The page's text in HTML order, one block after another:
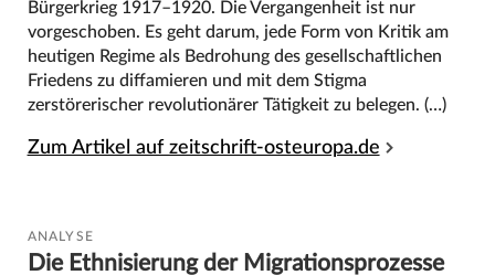
Bürgerkrieg 1917–1920. Die Vergangenheit ist nur
vorgeschoben. Es geht darum, jede Form von Kritik am
heutigen Regime als Bedrohung des gesellschaftlichen
Friedens zu diffamieren und mit dem Stigma
zerstörerischer revolutionärer Tätigkeit zu belegen. (…)
Zum Artikel auf zeitschrift-osteuropa.de
ANALYSE
Die Ethnisierung der Migrationsprozesse